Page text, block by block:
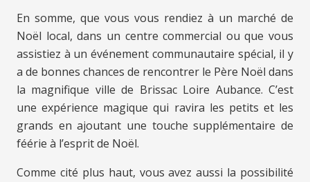
En somme, que vous vous rendiez à un marché de
Noël local, dans un centre commercial ou que vous
assistiez à un événement communautaire spécial, il y
a de bonnes chances de rencontrer le Père Noël dans
la magnifique ville de Brissac Loire Aubance. C’est
une expérience magique qui ravira les petits et les
grands en ajoutant une touche supplémentaire de
féérie à l’esprit de Noël.
Comme cité plus haut, vous avez aussi la possibilité